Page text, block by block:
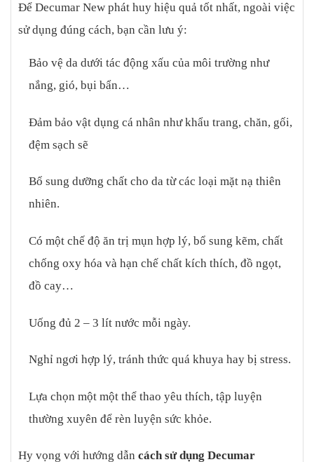
Để Decumar New phát huy hiệu quả tốt nhất, ngoài việc
sử dụng đúng cách, bạn cần lưu ý:
Bảo vệ da dưới tác động xấu của môi trường như
nắng, gió, bụi bẩn…
Đảm bảo vật dụng cá nhân như khẩu trang, chăn, gối,
đệm sạch sẽ
Bổ sung dưỡng chất cho da từ các loại mặt nạ thiên
nhiên.
Có một chế độ ăn trị mụn hợp lý, bổ sung kẽm, chất
chống oxy hóa và hạn chế chất kích thích, đồ ngọt,
đồ cay…
Uống đủ 2 – 3 lít nước mỗi ngày.
Nghỉ ngơi hợp lý, tránh thức quá khuya hay bị stress.
Lựa chọn một một thể thao yêu thích, tập luyện
thường xuyên để rèn luyện sức khỏe.
Hy vọng với hướng dẫn cách sử dụng Decumar